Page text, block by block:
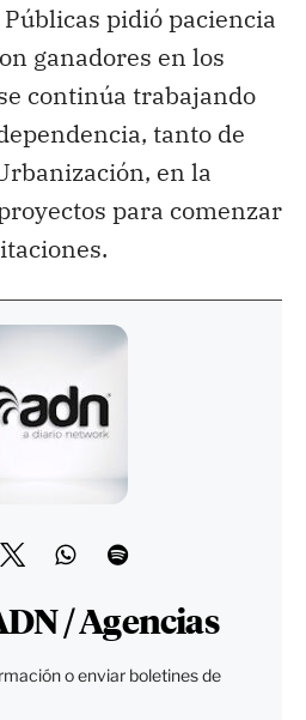
pidió paciencia
ganadores en los
continúa trabajando
tanto de
en la
para comenzar
/ Agencias
o enviar boletines de